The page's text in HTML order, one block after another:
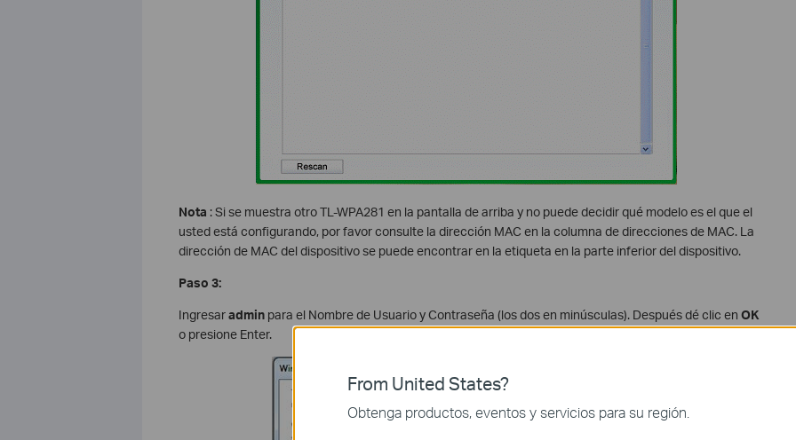
Nota : Si se muestra otro TL-WPA281 en la pantalla de arriba y no puede decidir qué modelo es el que el
usted está configurando, por favor consulte la dirección MAC en la columna de direcciones de MAC. La
dirección de MAC del dispositivo se puede encontrar en la etiqueta en la parte inferior del dispositivo.
Paso 3:
Ingresaradmin para el Nombre de Usuario y Contraseña (los dos en minúsculas). Después dé clic en OK
o presione Enter.
From United States?
Obtenga productos, eventos y servicios para su región.